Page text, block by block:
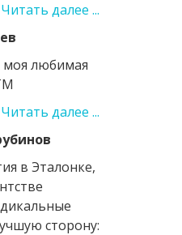
Читать далее ...
моя любимая
Читать далее ...
в Эталонке,
сторону: